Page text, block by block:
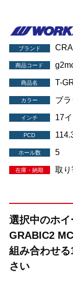
ブランド
商品コード
商品名 T-
カラー ブ
インチ 17
PCD
ホール数 5
在庫・納期 取
選択中のホ
GRABIC2
組み合わせ
さい